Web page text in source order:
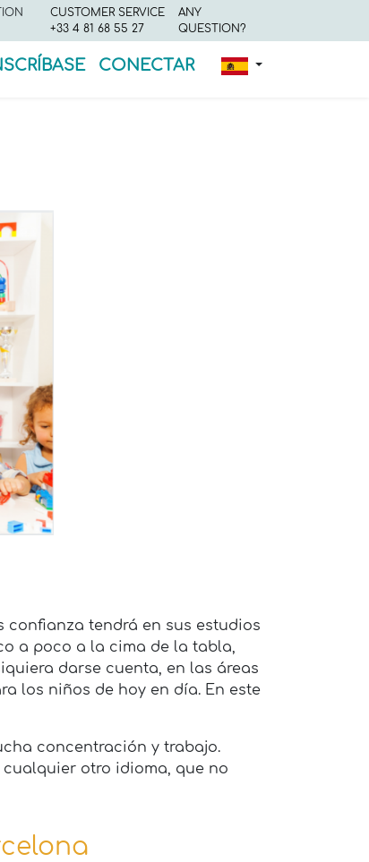
CUSTOMER SERVICE
+33 4 81 68 55 27
ANY
QUESTION?
CONECTAR
confianza tendrá en sus estudios
a poco a la cima de la tabla,
darse cuenta, en las áreas
los niños de hoy en día. En este
concentración y trabajo.
otro idioma, que no